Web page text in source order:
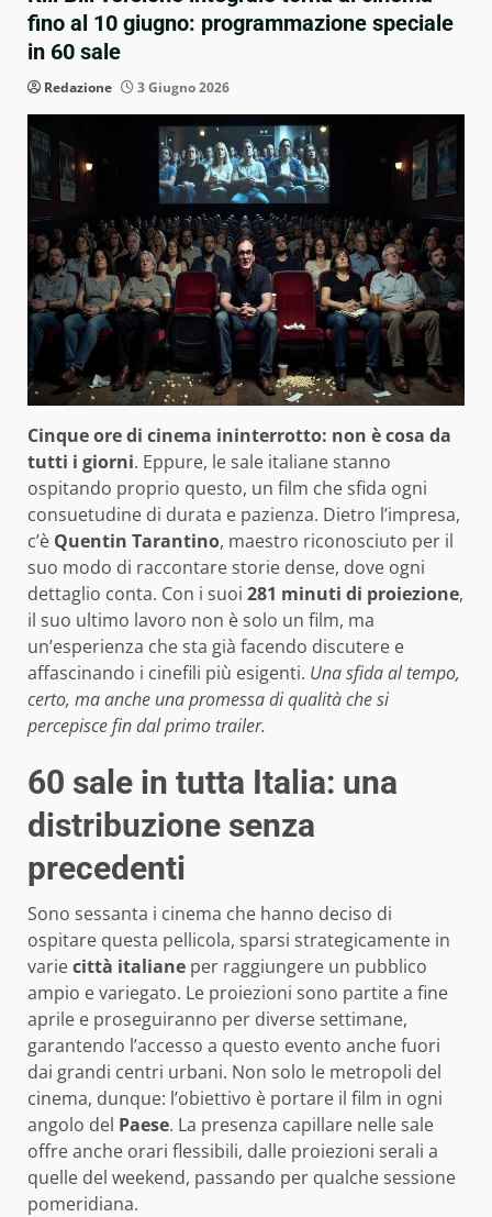
fino al 10 giugno: programmazione speciale
in 60 sale
Redazione 3 Giugno 2026
Cinque ore di cinema ininterrotto: non è cosa da
tutti i giorni. Eppure, le sale italiane stanno
ospitando proprio questo, un film che sfida ogni
consuetudine di durata e pazienza. Dietro l’impresa,
c’è Quentin Tarantino, maestro riconosciuto per il
suo modo di raccontare storie dense, dove ogni
dettaglio conta. Con i suoi 281 minuti di proiezione,
il suo ultimo lavoro non è solo un film, ma
un’esperienza che sta già facendo discutere e
affascinando i cinefili più esigenti. Una sfida al tempo,
certo, ma anche una promessa di qualità che si
percepisce fin dal primo trailer.
60 sale in tutta Italia: una
distribuzione senza
precedenti
Sono sessanta i cinema che hanno deciso di
ospitare questa pellicola, sparsi strategicamente in
variecittà italiane per raggiungere un pubblico
ampio e variegato. Le proiezioni sono partite a fine
aprile e proseguiranno per diverse settimane,
garantendo l’accesso a questo evento anche fuori
dai grandi centri urbani. Non solo le metropoli del
cinema, dunque: l’obiettivo è portare il film in ogni
angolo del Paese. La presenza capillare nelle sale
offre anche orari flessibili, dalle proiezioni serali a
quelle del weekend, passando per qualche sessione
pomeridiana.